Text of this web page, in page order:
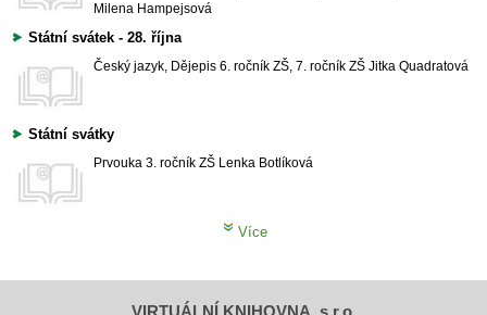
Milena Hampejsová
Státní svátek - 28. října
Český jazyk, Dějepis 6. ročník ZŠ, 7. ročník ZŠ Jitka Quadratová
Státní svátky
Prvouka 3. ročník ZŠ Lenka Botlíková
Více
VIRTUÁLNÍ KNIHOVNA, s.r.o.